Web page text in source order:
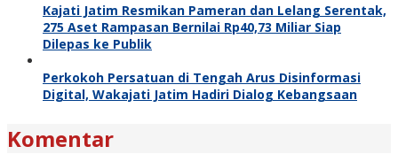
Kajati Jatim Resmikan Pameran dan Lelang Serentak,
275 Aset Rampasan Bernilai Rp40,73 Miliar Siap
Dilepas ke Publik
Perkokoh Persatuan di Tengah Arus Disinformasi
Digital, Wakajati Jatim Hadiri Dialog Kebangsaan
Komentar